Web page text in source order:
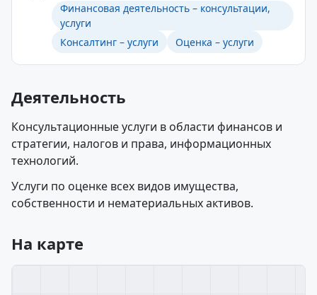
Финансовая деятельность – консультации,
услуги
Консалтинг – услуги
Оценка – услуги
Деятельность
Консультационные услуги в области финансов и
стратегии, налогов и права, информационных
технологий.
Услуги по оценке всех видов имущества,
собственности и нематериальных активов.
На карте